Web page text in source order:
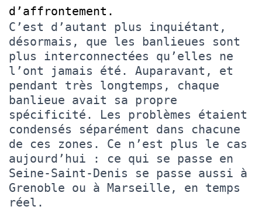
d’affrontement.
C’est d’autant plus inquiétant,
désormais, que les banlieues sont
plus interconnectées qu’elles ne
l’ont jamais été. Auparavant, et
pendant très longtemps, chaque
banlieue avait sa propre
spécificité. Les problèmes étaient
condensés séparément dans chacune
de ces zones. Ce n’est plus le cas
aujourd’hui : ce qui se passe en
Seine-Saint-Denis se passe aussi à
Grenoble ou à Marseille, en temps
réel.